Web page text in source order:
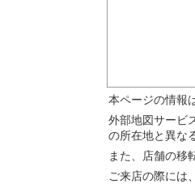
本ページの情報
外部地図サービ
の所在地と異な
また、店舗の移
ご来店の際には